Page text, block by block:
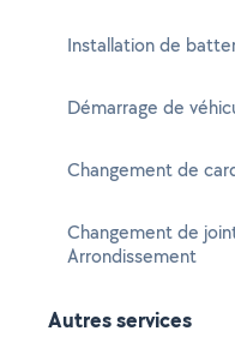
Installation de
Démarrage de
Changement de
Changement de
Arrondissement
Autres services